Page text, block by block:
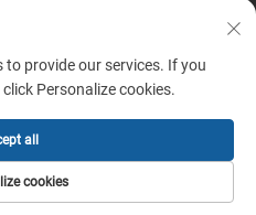
SHANGHAI, CHINA
s.r.o. Všechna práva vyhrazena |
soukromí
to provide our services. If you
Personalize cookies.
cookies
all